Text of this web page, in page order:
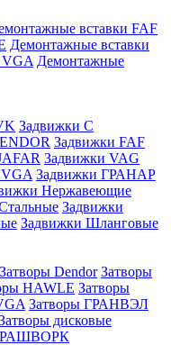
вставки FAF
Демонтажные вставки
VGA Демонтажные
Задвижки C
Задвижки FAF
Задвижки VAG
Задвижки ГРАНАР
Нержавеющие
Задвижки
Задвижки Шланговые
Затворы Dendor Затворы
HAWLE Затворы
Затворы ГРАНВЭЛ
дисковые
РАШВОРК